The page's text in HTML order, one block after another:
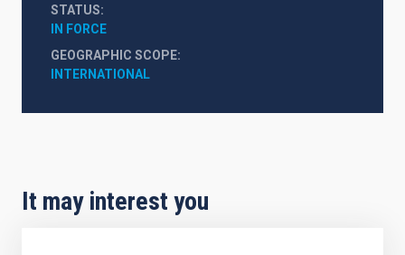
STATUS
IN FORCE
GEOGRAPHIC SCOPE
INTERNATIONAL
It may interest you